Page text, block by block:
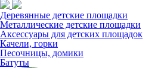
Деревянные детские площадки
Металлические детские площадки
Аксессуары для детских площадок
Качели, горки
Песочницы, домики
Батуты